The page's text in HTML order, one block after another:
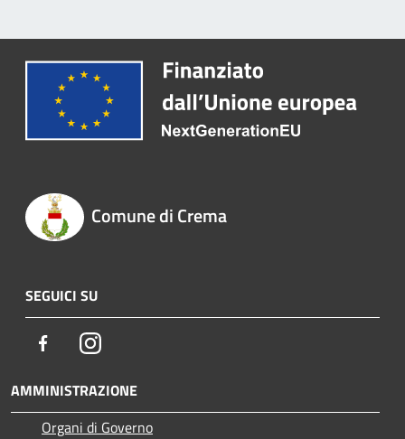
Comune di Crema
SEGUICI SU
FacebookInstagram
AMMINISTRAZIONE
Organi di Governo